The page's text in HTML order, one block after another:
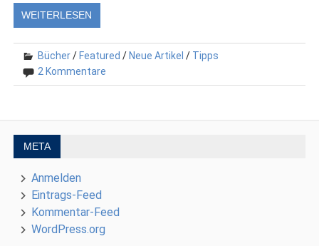
WEITERLESEN
Bücher/ Featured / Neue Artikel / Tipps
2 Kommentare
META
Anmelden
Eintrags-Feed
Kommentar-Feed
WordPress.org